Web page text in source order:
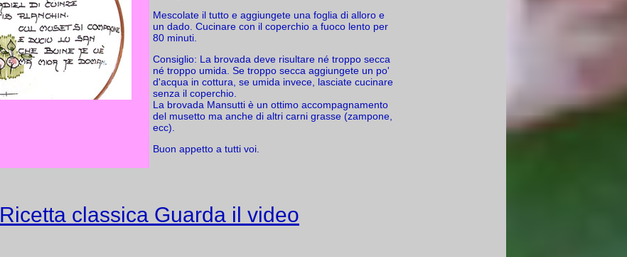
Mescolate il tutto e aggiungete una foglia di alloro e
un dado. Cucinare con il coperchio a fuoco lento per
80 minuti.
Consiglio: La brovada deve risultare né troppo secca
né troppo umida. Se troppo secca aggiungete un po'
d'acqua in cottura, se umida invece, lasciate cucinare
senza il coperchio.
La brovada Mansutti è un ottimo accompagnamento
del musetto ma anche di altri carni grasse (zampone,
ecc).
Buon appetto a tutti voi.
Ricetta classica Guarda il video